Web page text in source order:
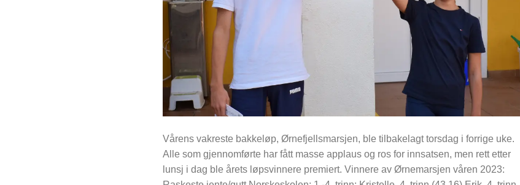
Vårens vakreste bakkeløp, Ørnefjellsmarsjen, ble tilbakelagt torsdag i forrige uke.
Alle som gjennomførte har fått masse applaus og ros for innsatsen, men rett etter
lunsj i dag ble årets løpsvinnere premiert. Vinnere av Ørnemarsjen våren 2023: